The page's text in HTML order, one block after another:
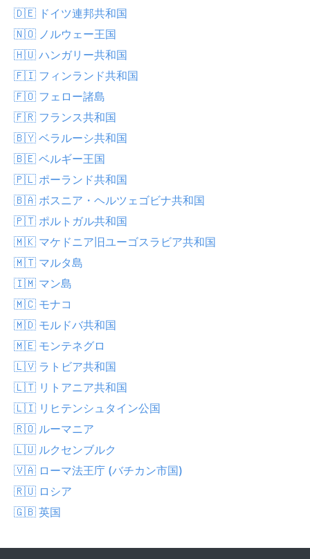
🇩🇪 ドイツ連邦共和国
🇳🇴 ノルウェー王国
🇭🇺 ハンガリー共和国
🇫🇮 フィンランド共和国
🇫🇴 フェロー諸島
🇫🇷 フランス共和国
🇧🇾 ベラルーシ共和国
🇧🇪 ベルギー王国
🇵🇱 ポーランド共和国
🇧🇦 ボスニア・ヘルツェゴビナ共和国
🇵🇹 ポルトガル共和国
🇲🇰 マケドニア旧ユーゴスラビア共和国
🇲🇹 マルタ島
🇮🇲 マン島
🇲🇨 モナコ
🇲🇩 モルドバ共和国
🇲🇪 モンテネグロ
🇱🇻 ラトビア共和国
🇱🇹 リトアニア共和国
🇱🇮 リヒテンシュタイン公国
🇷🇴 ルーマニア
🇱🇺 ルクセンブルク
🇻🇦 ローマ法王庁 (バチカン市国)
🇷🇺 ロシア
🇬🇧 英国